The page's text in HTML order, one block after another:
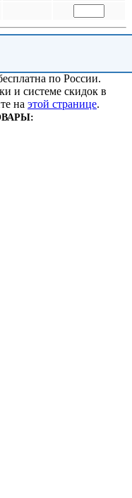
по России.
и системе скидок в
на этой странице.